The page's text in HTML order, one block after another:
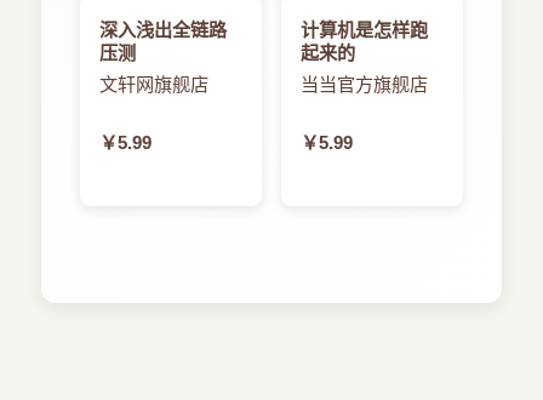
深入浅出全链路
压测
文轩网旗舰店
￥5.99
计算机是怎样跑
起来的
当当官方旗舰店
￥5.99